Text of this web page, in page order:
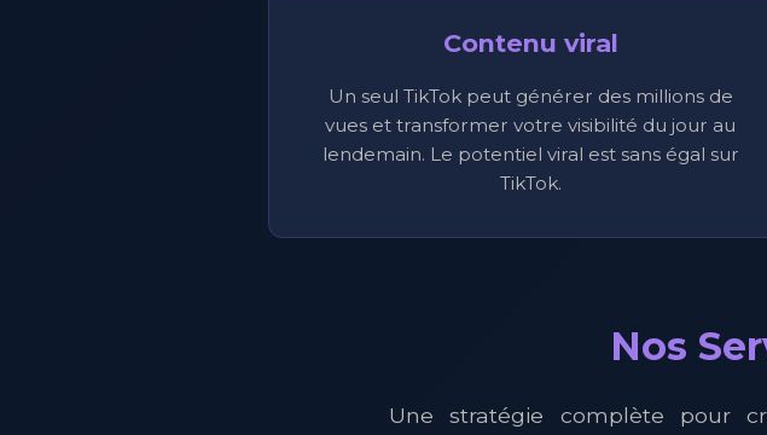
Contenu viral
Un seul TikTok peut générer des millions de
vues et transformer votre visibilité du jour au
lendemain. Le potentiel viral est sans égal sur
TikTok.
Nos
Une stratégie complète pour